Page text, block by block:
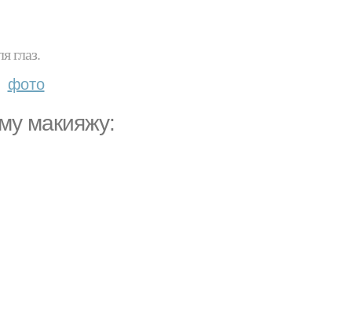
глаз.
фото
макияжу: